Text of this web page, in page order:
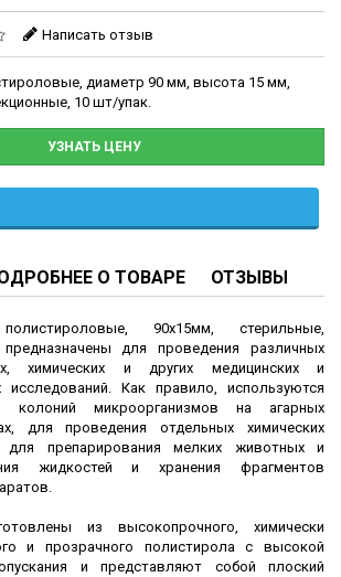
Написать отзыв
диаметр 90 мм, высота 15 мм,
10 шт/упак.
УЗНАТЬ ЦЕНУ
О ТОВАРЕ ОТЗЫВЫ
90x15мм, стерильные,
для проведения различных
химических и других медицинских и
исследований. Как правило, используются
колоний микроорганизмов на агарных
для проведения отдельных химических
препарирования мелких животных и
жидкостей и хранения фрагментов
из высокопрочного, химически
и прозрачного полистирола с высокой
и представляют собой плоский